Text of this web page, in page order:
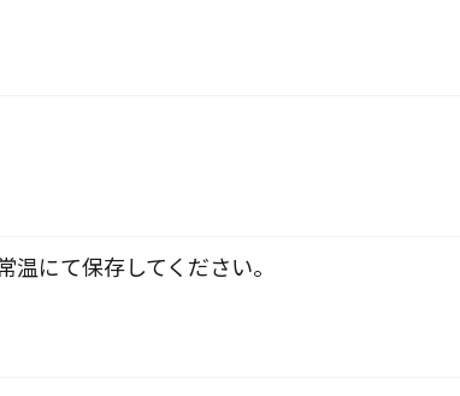
温にて保存してください。